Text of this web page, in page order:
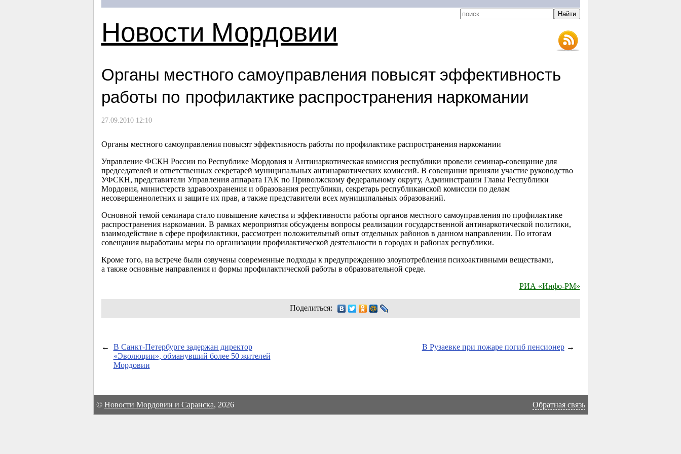
Новости Мордовии
Органы местного самоуправления повысят эффективность
работы по профилактике распространения наркомании
27.09.2010 12:10
Органы местного самоуправления повысят эффективность работы по профилактике распространения наркомании
Управление ФСКН России по Республике Мордовия и Антинаркотическая комиссия республики провели семинар-совещание для
председателей и ответственных секретарей муниципальных антинаркотических комиссий. В совещании приняли участие руководство
УФСКН, представители Управления аппарата ГАК по Приволжскому федеральному округу, Администрации Главы Республики
Мордовия, министерств здравоохранения и образования республики, секретарь республиканской комиссии по делам
несовершеннолетних и защите их прав, а также представители всех муниципальных образований.
Основной темой семинара стало повышение качества и эффективности работы органов местного самоуправления по профилактике
распространения наркомании. В рамках мероприятия обсуждены вопросы реализации государственной антинаркотической политики,
взаимодействие в сфере профилактики, рассмотрен положительный опыт отдельных районов в данном направлении. По итогам
совещания выработаны меры по организации профилактической деятельности в городах и районах республики.
Кроме того, на встрече были озвучены современные подходы к предупреждению злоупотребления психоактивными веществами,
а также основные направления и формы профилактической работы в образовательной среде.
РИА «Инфо-РМ»
Поделиться:
←
В Санкт-Петербурге задержан директор
«Эволюции», обманувший более 50 жителей
Мордовии
В Рузаевке при пожаре погиб пенсионер→
© Новости Мордовии и Саранска, 2026 Обратная связь